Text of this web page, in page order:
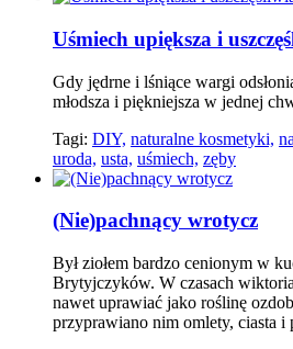
Uśmiech upiększa i
Gdy jędrne i lśniące wargi
młodsza i piękniejsza w jednej
Tagi: DIY, naturalne kosmetyki,
uroda, usta, uśmiech, zęby
(Nie)pachnący wrotycz
Był ziołem bardzo cenionym w
Brytyjczyków. W czasach
nawet uprawiać jako roślinę
przyprawiano nim omlety, ciasta i